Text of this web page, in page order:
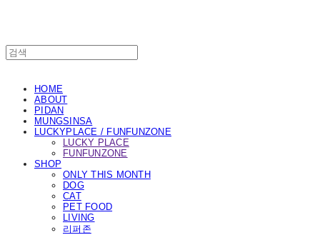
HOME
ABOUT
PIDAN
MUNGSINSA
LUCKYPLACE / FUNFUNZONE
LUCKY PLACE
FUNFUNZONE
SHOP
ONLY THIS MONTH
DOG
CAT
PET FOOD
LIVING
리퍼존